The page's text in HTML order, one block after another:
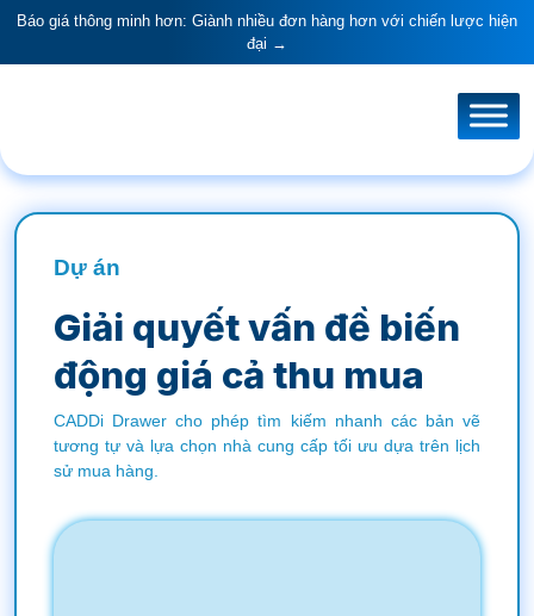
Báo giá thông minh hơn: Giành nhiều đơn hàng hơn với chiến lược hiện
đại →
Dự án
Giải quyết vấn đề biến
động giá cả thu mua
CADDi Drawer cho phép tìm kiếm nhanh các bản vẽ
tương tự và lựa chọn nhà cung cấp tối ưu dựa trên lịch
sử mua hàng.